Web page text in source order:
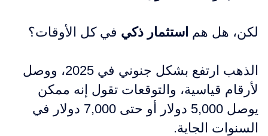
لكن، هل هم استثمار ذكي في كل الأوقات؟
الذهب ارتفع بشكل جنوني في 2025، ووصل
لأرقام قياسية، والتوقعات تقول إنه ممكن
يوصل 5,000 دولار أو حتى 7,000 دولار في
السنوات الجاية.